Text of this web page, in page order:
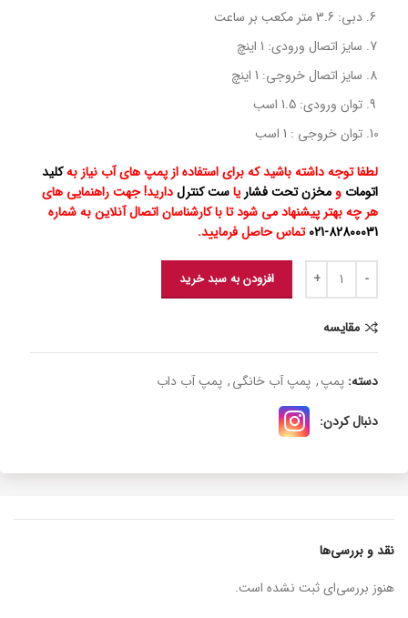
دبی: 3.6 متر مکعب بر ساعت
سایز اتصال ورودی: 1 اینچ
سایز اتصال خروجی: 1 اینچ
توان ورودی: 1.5 اسب
توان خروجی : 1 اسب
لطفا توجه داشته باشید که برای استفاده از پمپ های آب نیاز بهکلید
اتومات و مخزن تحت فشار یاست کنترلدارید! جهت راهنمایی های
هر چه بهتر پیشنهاد می شود تا با کارشناسان اتصال آنلاین به شماره
82800031-021
تماس حاصل فرمایید.
افزودن به سبد خرید
مقایسه
دسته: پمپ, پمپ آب خانگی, پمپ آب داب
دنبال کردن:
نقد و بررسی‌ها
هنوز بررسی‌ای ثبت نشده است.